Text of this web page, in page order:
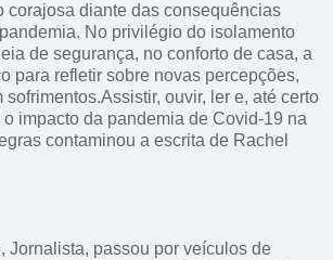
corajosa diante das consequências
No privilégio do isolamento
de segurança, no conforto de casa, a
para refletir sobre novas percepções,
sofrimentos.Assistir, ouvir, ler e, até certo
impacto da pandemia de Covid-19 na
contaminou a escrita de Rachel
Jornalista, passou por veículos de